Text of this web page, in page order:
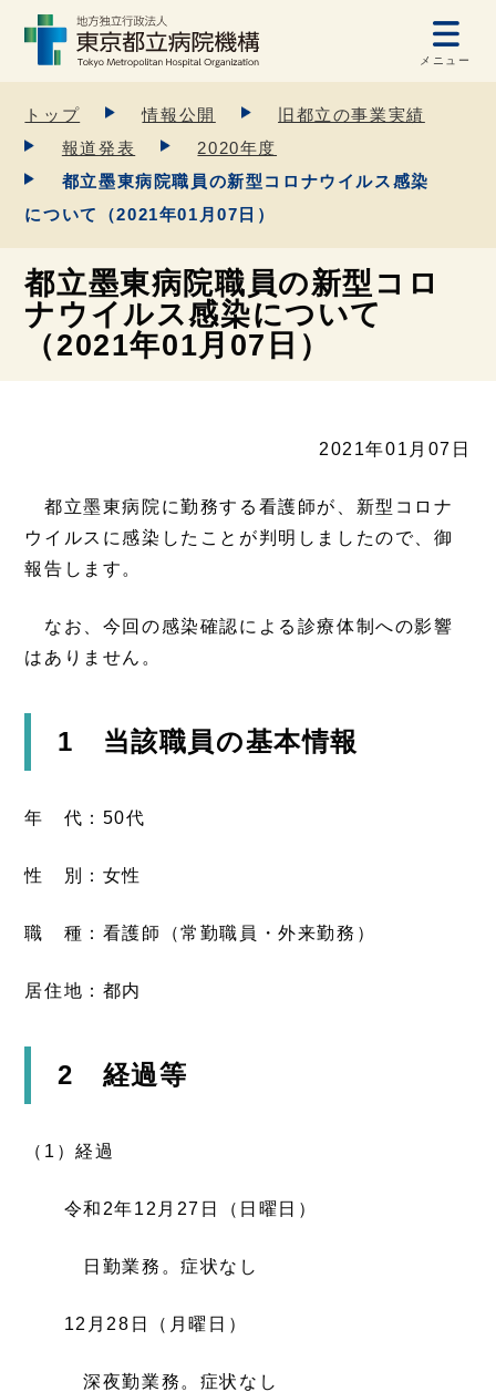
メニュー
トップ 情報公開
旧都立の事業実績
報道発表
2020年度
都立墨東病院職員の新型コロナウイルス感染
について（2021年01月07日）
都立墨東病院職員の新型コロ
ナウイルス感染について
（2021年01月07日）
2021年01月07日
都立墨東病院に勤務する看護師が、新型コロナ
ウイルスに感染したことが判明しましたので、御
報告します。
なお、今回の感染確認による診療体制への影響
はありません。
1 当該職員の基本情報
年 代：50代
性 別：女性
職 種：看護師（常勤職員・外来勤務）
居住地：都内
2 経過等
（1）経過
令和2年12月27日（日曜日）
日勤業務。症状なし
12月28日（月曜日）
深夜勤業務。症状なし